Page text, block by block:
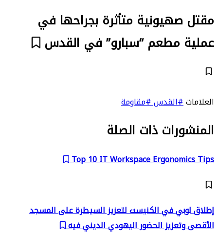
مقتل صهيونية متأثرة بجراحها في
عملية مطعم “سبارو” في القدس
العلامات#القدس#مقاومة
المنشورات ذات الصلة
Top 10 IT Workspace Ergonomics Tips
إطلاق لوبي في الكنيست لتعزيز السيطرة على المسجد
الأقصى وتعزيز الحضور اليهودي الديني فيه